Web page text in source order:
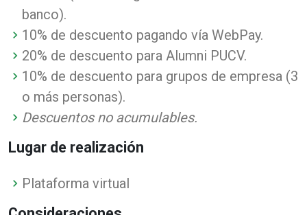
banco).
10% de descuento pagando vía WebPay.
20% de descuento para Alumni PUCV.
10% de descuento para grupos de empresa (3
o más personas).
Descuentos no acumulables.
Lugar de realización
Plataforma virtual